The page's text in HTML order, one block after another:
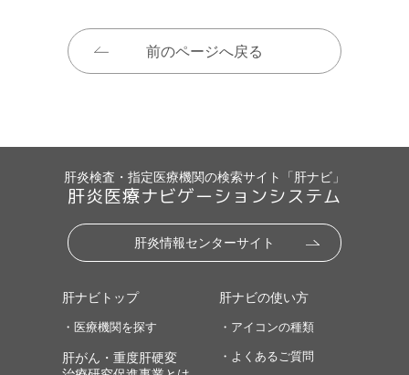
前のページへ戻る
肝炎検査・指定医療機関の検索サイト「肝ナビ」
肝炎医療ナビゲーションシステム
肝炎情報センターサイト
肝ナビトップ
・医療機関を探す
肝がん・重度肝硬変
肝ナビの使い方
・アイコンの種類
・よくあるご質問